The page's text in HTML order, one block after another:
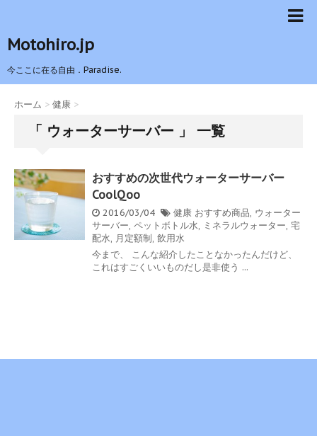
Motohiro.jp
今ここに在る自由．Paradise.
ホーム > 健康 >
「 ウォーターサーバー 」 一覧
おすすめの次世代ウォーターサーバー
CoolQoo
2016/03/04 健康 おすすめ商品, ウォーター
サーバー, ペットボトル水, ミネラルウォーター, 宅
配水, 月定額制, 飲用水
今まで、 こんな紹介したことなかったんだけど、
これはすごくいいものだし是非使う ...